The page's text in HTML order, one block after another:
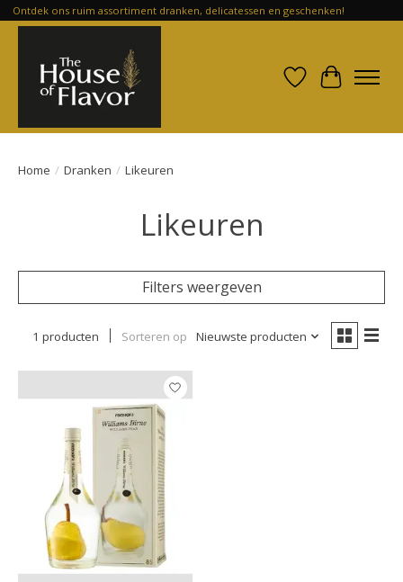
Ontdek ons ruim assortiment dranken, delicatessen en geschenken!
Verlanglijst
Home / Dranken / Likeuren
Likeuren
Filters weergeven
1 producten Sorteren op Nieuwste producten